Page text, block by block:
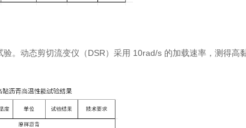
。动态剪切流变仪（DSR）采用 10rad/s 的加载速率，测得高